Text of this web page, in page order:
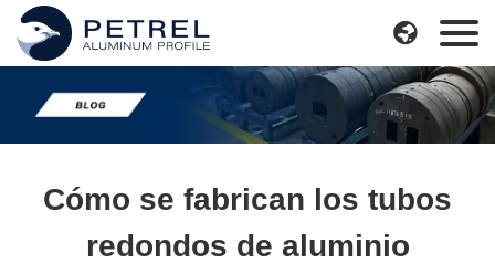
Skip
content

Cómo se fabrican los tubos
redondos de aluminio